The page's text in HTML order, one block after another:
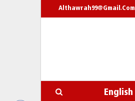
Althawrah99@gmail.com
English